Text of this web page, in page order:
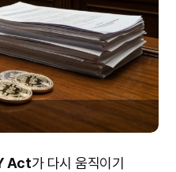
Act가 다시 움직이기